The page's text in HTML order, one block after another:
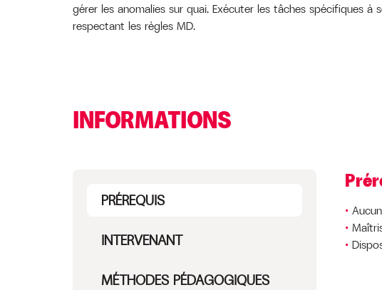
gérer les anomalies sur quai. Exécuter les tâches spécifiques à
respectant les règles MD.
INFORMATIONS
PRÉREQUIS
INTERVENANT
MÉTHODES PÉDAGOGIQUES